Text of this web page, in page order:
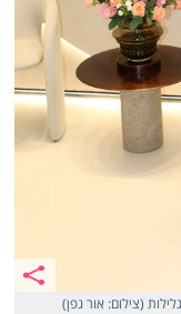
(צילום: אור גפן)